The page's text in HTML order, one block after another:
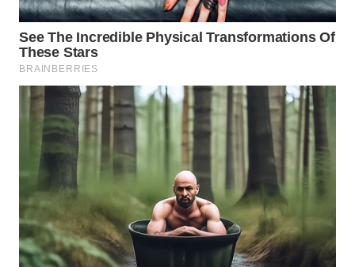
PRIANGAN
TIMUR
WN
SEMARANG
WN
SOLO
WN
BOROBUDUR
WN
MADURA